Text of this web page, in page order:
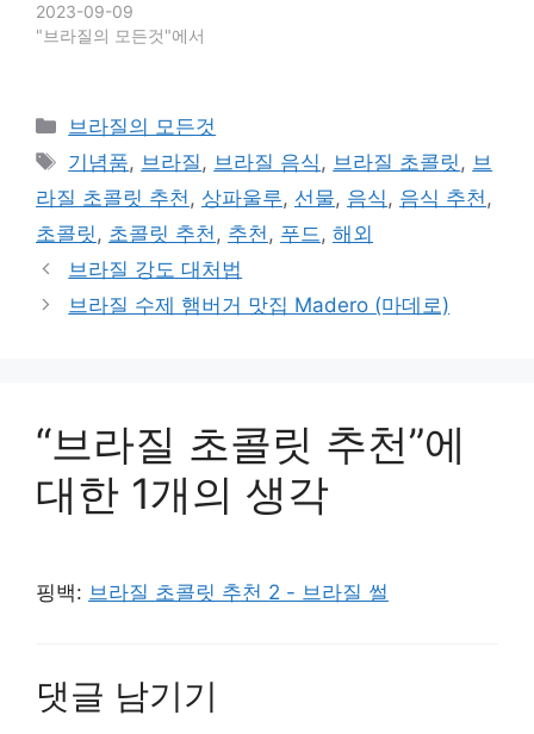
2023-09-09
"브라질의 모든것"에서
카
테
리
브라질의 모든것
태
그
기념품, 브라질, 브라질 음식, 브라질 초콜릿, 브
라질 초콜릿 추천, 상파울루, 선물, 음식, 음식 추천,
초콜릿, 초콜릿 추천, 추천, 푸드, 해외
브라질 강도 대처법
브라질 수제 햄버거 맛집 Madero (마데로)
“브라질 초콜릿 추천”에
대한 1개의 생각
핑백: 브라질 초콜릿 추천 2 - 브라질 썰
댓글 남기기